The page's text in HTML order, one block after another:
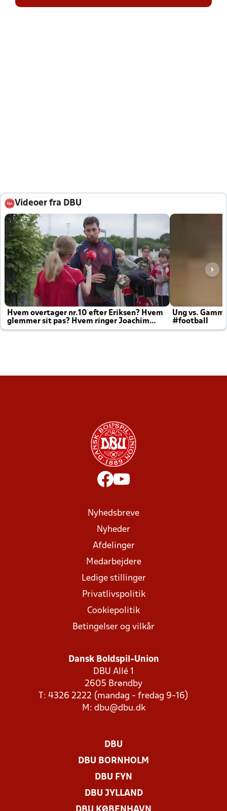
Videoer fra DBU
Hvem overtager nr.10 efter Eriksen? Hvem
glemmer sit pas? Hvem ringer Joachim
altid til efter kampe?
Ung vs.
#football
Nyhedsbreve
Nyheder
Afdelinger
Medarbejdere
Ledige stillinger
Privatlivspolitik
Cookiepolitik
Betingelser og vilkår
Dansk Boldspil-Union
DBU Allé 1
2605 Brøndby
T: 4326 2222 (mandag - fredag 9-16)
M: dbu@dbu.dk
DBU
DBU BORNHOLM
DBU FYN
DBU JYLLAND